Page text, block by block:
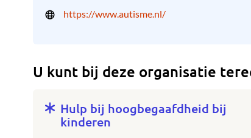
https://www.autisme.nl/
U kunt bij deze organisatie
Hulp bij hoogbegaafdheid bij
kinderen